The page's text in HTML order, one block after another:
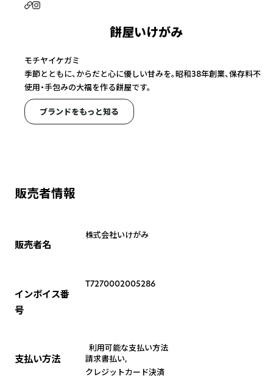
餅屋いけがみ
モチヤイケガミ
季節とともに、からだと心に優しい甘みを。昭和38年創業、保存料不
使用・手包みの大福を作る餅屋です。
ブランドをもっと知る
販売者情報
販売者名
株式会社いけがみ
インボイス番
号
T7270002005286
支払い方法
利用可能な支払い方法
請求書払い,
クレジットカード決済